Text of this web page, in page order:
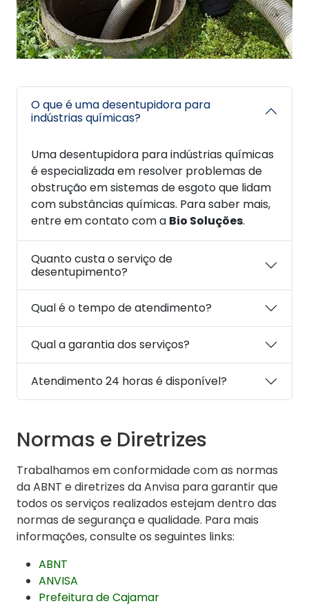
O que é uma desentupidora para
indústrias químicas?
Uma desentupidora para indústrias químicas
é especializada em resolver problemas de
obstrução em sistemas de esgoto que lidam
com substâncias químicas. Para saber mais,
entre em contato com a Bio Soluções.
Quanto custa o serviço de
desentupimento?
Qual é o tempo de atendimento?
Qual a garantia dos serviços?
Atendimento 24 horas é disponível?
Normas e Diretrizes
Trabalhamos em conformidade com as normas
da ABNT e diretrizes da Anvisa para garantir que
todos os serviços realizados estejam dentro das
normas de segurança e qualidade. Para mais
informações, consulte os seguintes links:
ABNT
ANVISA
Prefeitura de Cajamar